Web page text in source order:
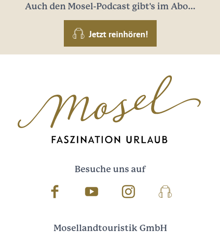
Auch den Mosel-Podcast gibt's im Abo...
Jetzt reinhören!
Besuche uns auf
Facebook Youtube InstagramPodcast
Mosellandtouristik GmbH